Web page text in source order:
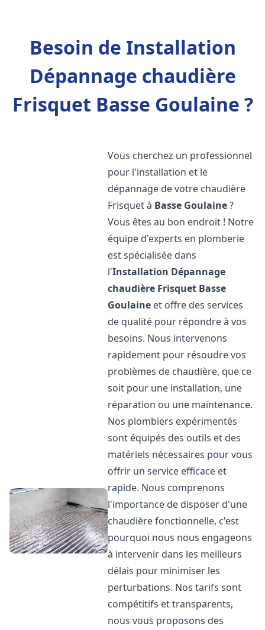
Besoin de Installation
Dépannage chaudière
Frisquet Basse Goulaine ?
Vous cherchez un professionnel
pour l'installation et le
dépannage de votre chaudière
Frisquet à Basse Goulaine?
Vous êtes au bon endroit ! Notre
équipe d'experts en plomberie
est spécialisée dans
l'Installation Dépannage
chaudière Frisquet Basse
Goulaine et offre des services
de qualité pour répondre à vos
besoins. Nous intervenons
rapidement pour résoudre vos
problèmes de chaudière, que ce
soit pour une installation, une
réparation ou une maintenance.
Nos plombiers expérimentés
sont équipés des outils et des
matériels nécessaires pour vous
offrir un service efficace et
rapide. Nous comprenons
l'importance de disposer d'une
chaudière fonctionnelle, c'est
pourquoi nous nous engageons
à intervenir dans les meilleurs
délais pour minimiser les
perturbations. Nos tarifs sont
compétitifs et transparents,
nous vous proposons des